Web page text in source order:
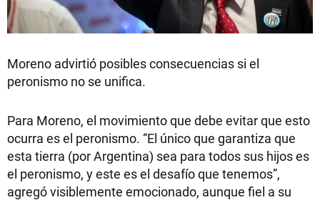
Moreno advirtió posibles consecuencias si el
peronismo no se unifica.
Para Moreno, el movimiento que debe evitar que esto
ocurra es el peronismo. “El único que garantiza que
esta tierra (por Argentina) sea para todos sus hijos es
el peronismo, y este es el desafío que tenemos”,
agregó visiblemente emocionado, aunque fiel a su